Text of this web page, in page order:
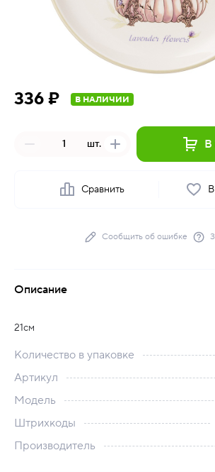
336 ₽ В НАЛИЧИИ
шт. В
Сравнить
Сообщить об ошибке
Описание
21см
Количество в упаковке
Артикул
Модель
Штрихкоды
Производитель